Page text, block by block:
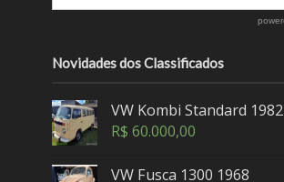
Novidades dos Classificados
VW Kombi Standard 1982
R$ 60.000,00
VW Fusca 1300 1968